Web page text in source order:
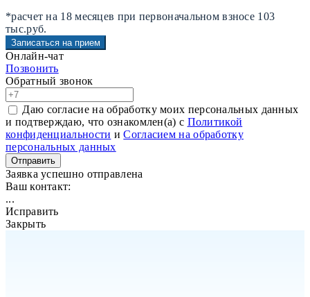
*расчет на 18 месяцев при первоначальном взносе 103
тыс.руб.
Записаться на прием
Онлайн-чат
Позвонить
Обратный звонок
Даю согласие на обработку моих персональных данных
и подтверждаю, что ознакомлен(а) с Политикой
конфиденциальности иСогласием на обработку
персональных данных
Отправить
Заявка успешно отправлена
Ваш контакт:
...
Исправить
Закрыть